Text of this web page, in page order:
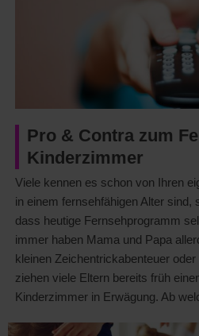
Pro & Contra zum
Kinderzimmer
Viele kennen es schon von Ihren
in einem fernsehfähigen Alter sind,
dass heutige Fernsehprogramm
immer haben Mama und Papa
kleinen Zeichentrickabenteuer
ziehen viele Eltern bereits früh
Kinderzimmer in Erwägung. Ab